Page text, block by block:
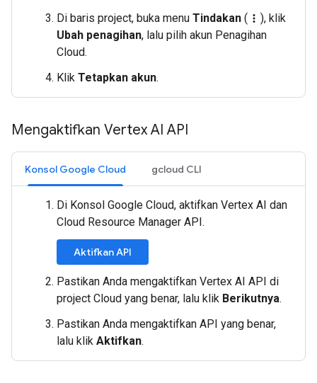
Di baris project, buka menu Tindakan ( more_vert ), klik
Ubah penagihan, lalu pilih akun Penagihan
Cloud.
Klik Tetapkan akun.
Mengaktifkan Vertex AI API
Konsol Google Cloud gcloud CLI
Di Konsol Google Cloud, aktifkan Vertex AI dan
Cloud Resource Manager API.
Aktifkan API
Pastikan Anda mengaktifkan Vertex AI API di
project Cloud yang benar, lalu klik Berikutnya.
Pastikan Anda mengaktifkan API yang benar,
lalu klik Aktifkan.